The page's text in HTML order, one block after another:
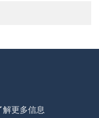
更多信息